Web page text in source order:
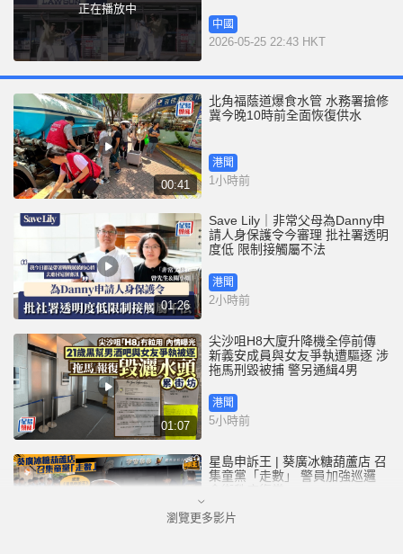
正在播放中
中國
2026-05-25 22:43 HKT
00:41
北角福蔭道爆食水管 水務署搶修
冀今晚10時前全面恢復供水
港聞
1小時前
01:26
Save Lily｜非常父母為Danny申
請人身保護令今審理 批社署透明
度低 限制接觸屬不法
港聞
2小時前
01:07
尖沙咀H8大廈升降機全停前傳
新義安成員與女友爭執遭驅逐 涉
拖馬刑毀被捕 警另通緝4男
港聞
5小時前
星島申訴王 | 葵廣冰糖葫蘆店 召
集童黨「走數」 警員加強巡邏
港聞
瀏覽更多影片